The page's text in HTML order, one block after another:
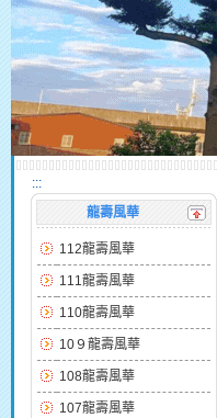
:::
龍壽風華
112龍壽風華
111龍壽風華
110龍壽風華
10９龍壽風華
108龍壽風華
107龍壽風華